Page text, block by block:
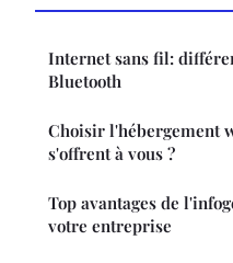
Internet sans fil:
Bluetooth
Choisir l'hébergement
s'offrent à vous ?
Top avantages de
votre entreprise